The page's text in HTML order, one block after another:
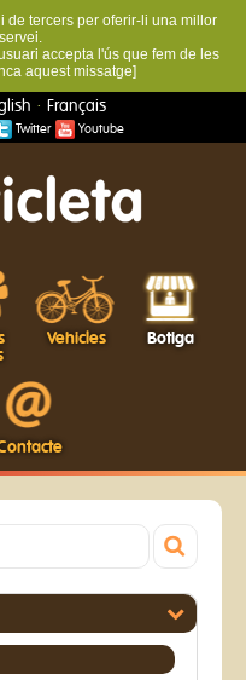
de tercers per oferir-li una millor
accepta l'ús que fem de les
aquest missatge]
· Français
Twitter Youtube
Vehicles Botiga